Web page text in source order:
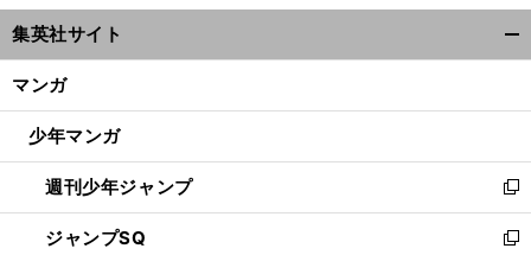
ウ
ィ
ン
ウ
開
く
集英社サイト
マンガ
少年マンガ
週刊少年ジャンプ
新
し
い
ジャンプSQ
新